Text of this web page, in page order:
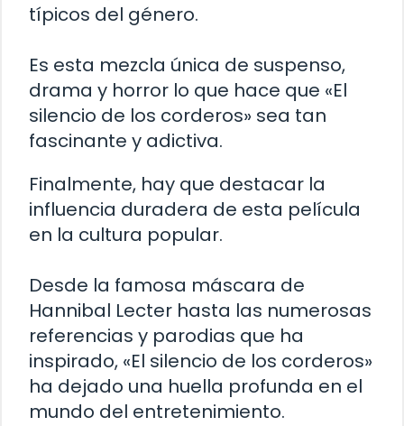
típicos del género.
Es esta mezcla única de suspenso,
drama y horror lo que hace que «El
silencio de los corderos» sea tan
fascinante y adictiva.
Finalmente, hay que destacar la
influencia duradera de esta película
en la cultura popular.
Desde la famosa máscara de
Hannibal Lecter hasta las numerosas
referencias y parodias que ha
inspirado, «El silencio de los corderos»
ha dejado una huella profunda en el
mundo del entretenimiento.